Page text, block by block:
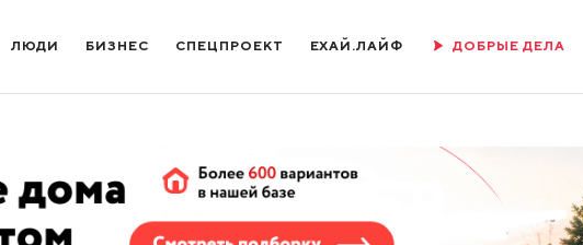
ЛЮДИ БИЗНЕС СПЕЦПРОЕКТ ЕХАЙ.ЛАЙФ ДОБРЫЕ ДЕЛА